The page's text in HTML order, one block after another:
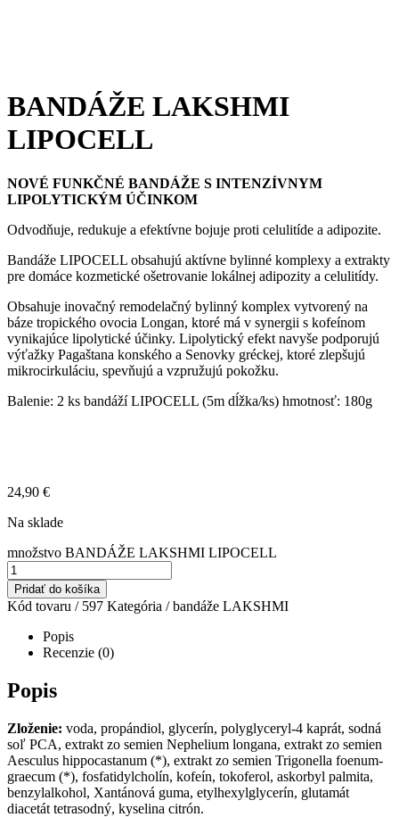
BANDÁŽE LAKSHMI
LIPOCELL
NOVÉ FUNKČNÉ BANDÁŽE S INTENZÍVNYM
LIPOLYTICKÝM ÚČINKOM
Odvodňuje, redukuje a efektívne bojuje proti celulitíde a adipozite.
Bandáže LIPOCELL obsahujú aktívne bylinné komplexy a extrakty
pre domáce kozmetické ošetrovanie lokálnej adipozity a celulitídy.
Obsahuje inovačný remodelačný bylinný komplex vytvorený na
báze tropického ovocia Longan, ktoré má v synergii s kofeínom
vynikajúce lipolytické účinky. Lipolytický efekt navyše podporujú
výťažky Pagaštana konského a Senovky gréckej, ktoré zlepšujú
mikrocirkuláciu, spevňujú a vzpružujú pokožku.
Balenie: 2 ks bandáží LIPOCELL (5m dĺžka/ks) hmotnosť: 180g
24,90 €
Na sklade
množstvo BANDÁŽE LAKSHMI LIPOCELL
Pridať do košíka
Kód tovaru / 597 Kategória /bandáže LAKSHMI
Popis
Recenzie (0)
Popis
Zloženie: voda, propándiol, glycerín, polyglyceryl-4 kaprát, sodná
soľ PCA, extrakt zo semien Nephelium longana, extrakt zo semien
Aesculus hippocastanum (*), extrakt zo semien Trigonella foenum-
graecum (*), fosfatidylcholín, kofeín, tokoferol, askorbyl palmita,
benzylalkohol, Xantánová guma, etylhexylglycerín, glutamát
diacetát tetrasodný, kyselina citrón.